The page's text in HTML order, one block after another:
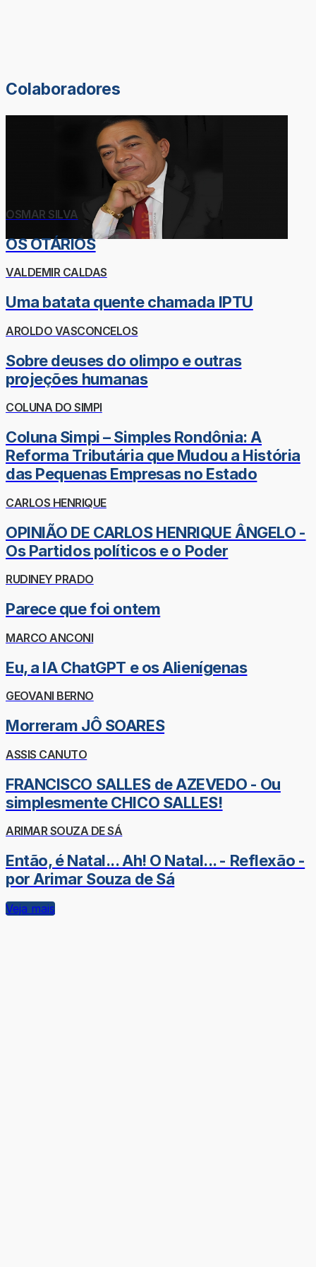
Colaboradores
OSMAR SILVA
OS OTÁRIOS
VALDEMIR CALDAS
Uma batata quente chamada IPTU
AROLDO VASCONCELOS
Sobre deuses do olimpo e outras
projeções humanas
COLUNA DO SIMPI
Coluna Simpi – Simples Rondônia: A
Reforma Tributária que Mudou a História
das Pequenas Empresas no Estado
CARLOS HENRIQUE
OPINIÃO DE CARLOS HENRIQUE ÂNGELO -
Os Partidos políticos e o Poder
RUDINEY PRADO
Parece que foi ontem
MARCO ANCONI
Eu, a IA ChatGPT e os Alienígenas
GEOVANI BERNO
Morreram JÔ SOARES
ASSIS CANUTO
FRANCISCO SALLES de AZEVEDO - Ou
simplesmente CHICO SALLES!
ARIMAR SOUZA DE SÁ
Então, é Natal... Ah! O Natal... - Reflexão -
por Arimar Souza de Sá
Veja mais